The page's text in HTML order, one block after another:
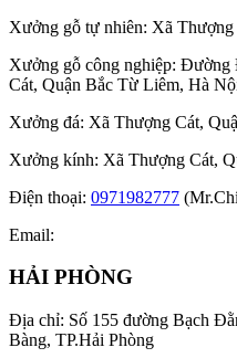
Xưởng gỗ tự nhiên: Xã
Xưởng gỗ công nghiệp:
Cát, Quận Bắc Từ Liêm, Hà
Xưởng đá: Xã Thượng Cát,
Xưởng kính: Xã Thượng Cát,
Điện thoại: 0971982777
Email:
HẢI PHÒNG
Địa chỉ: Số 155 đường Bạch
Bàng, TP.Hải Phòng